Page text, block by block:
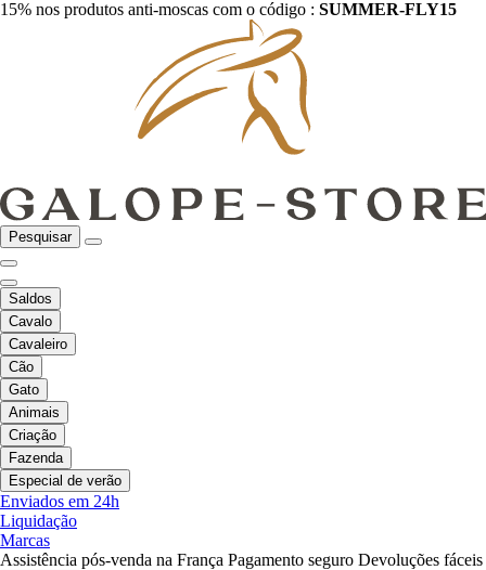
15% nos produtos anti-moscas com o código : SUMMER-FLY15
Pesquisar
Saldos
Cavalo
Cavaleiro
Cão
Gato
Animais
Criação
Fazenda
Especial de verão
Enviados em 24h
Liquidação
Marcas
Assistência pós-venda na França Pagamento seguro Devoluções fáceis